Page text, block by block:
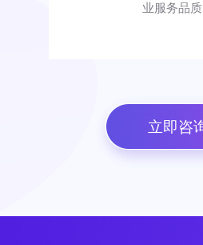
立即咨
业服务品质